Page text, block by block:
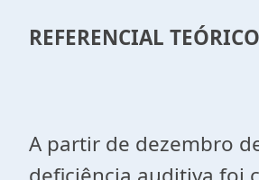
REFERENCIAL TEÓRICO
A partir de dezembro